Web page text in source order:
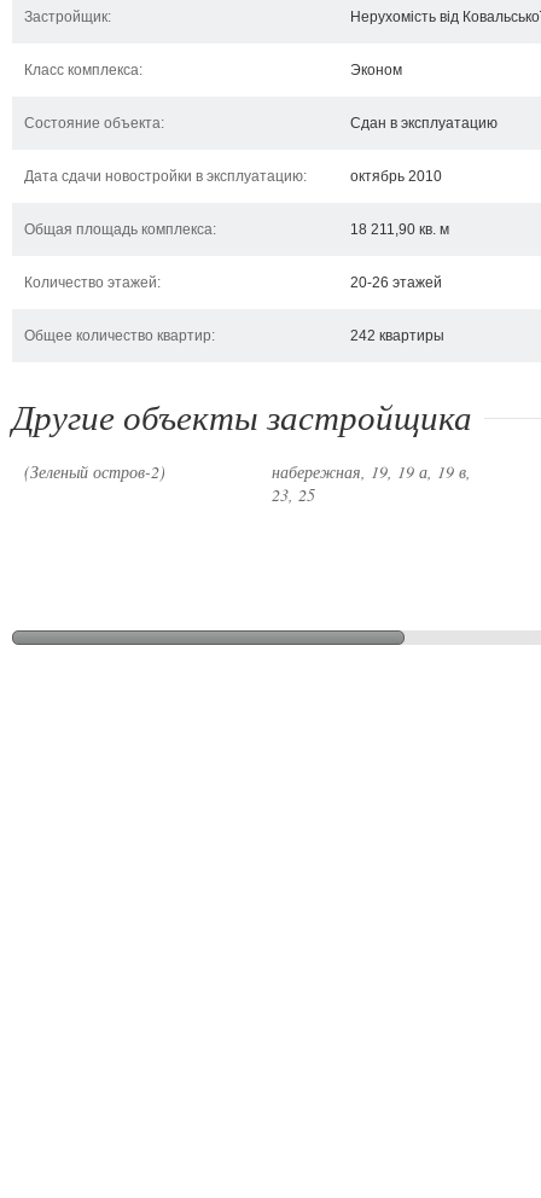
Застройщик: Нерухомість від
Класс комплекса: Эконом
Состояние объекта: Сдан в эксплуатацию
Дата сдачи новостройки в эксплуатацию: октябрь 2010
Общая площадь комплекса: 18 211,90 кв. м
Количество этажей: 20-26 этажей
Общее количество квартир: 242 квартиры
Другие объекты застройщика
(Зеленый остров-2)
Киев,
ул.Авиаконструктора
набережная, 19, 19 а, 19 в,
23, 25
ул. Днепровская
набережная, 19, 19 а, 19